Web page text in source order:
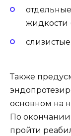
жидкости
Также
основном на
По
пройти